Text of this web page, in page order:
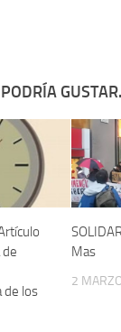
de
de los
Mas
2